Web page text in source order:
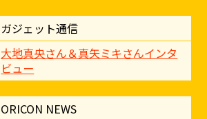
ガジェット通信
大地真央さん＆真矢ミキさんインタ
ビュー
ORICON NEWS